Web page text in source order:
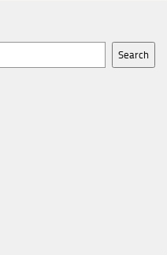
Search